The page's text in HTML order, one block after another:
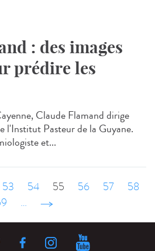
: des images
prédire les
Claude Flamand dirige
l'Institut Pasteur de la Guyane.
et...
53 54 55 56 57
58
… suivant ›